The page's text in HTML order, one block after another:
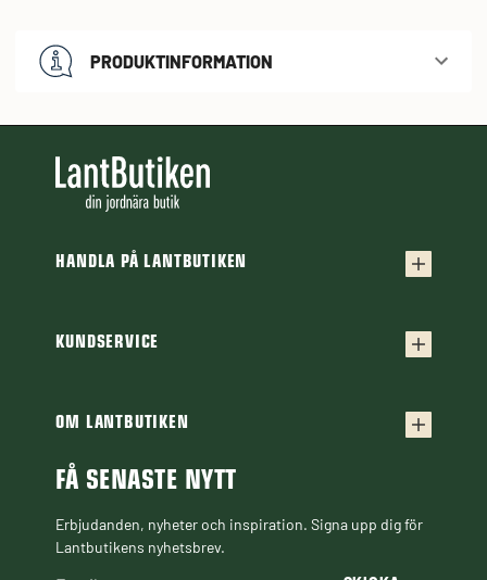
PRODUKTINFORMATION
HANDLA PÅ LANTBUTIKEN
Frakt & leverans
Finansiering
Guider & Artiklar
Black Week
KUNDSERVICE
Frågor & svar
Cookiepolicy
OM LANTBUTIKEN
Om Lantbutiken
FÅ SENASTE NYTT
Erbjudanden, nyheter och inspiration. Signa upp dig för
Lantbutikens nyhetsbrev.